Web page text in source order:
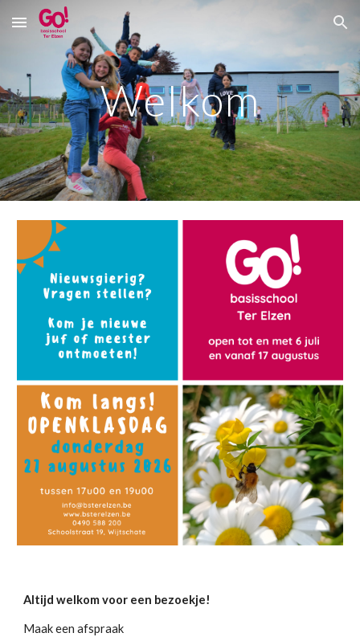
Skip to main content Skip to navigation
Welkom
Altijd welkom voor een bezoekje!
Maak een afspraak